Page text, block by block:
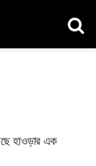
হাওড়ার এক